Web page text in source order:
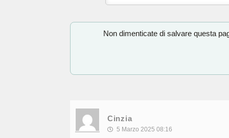
Non dimenticate di salvare questa
Cinzia
5 Marzo 2025 08:16